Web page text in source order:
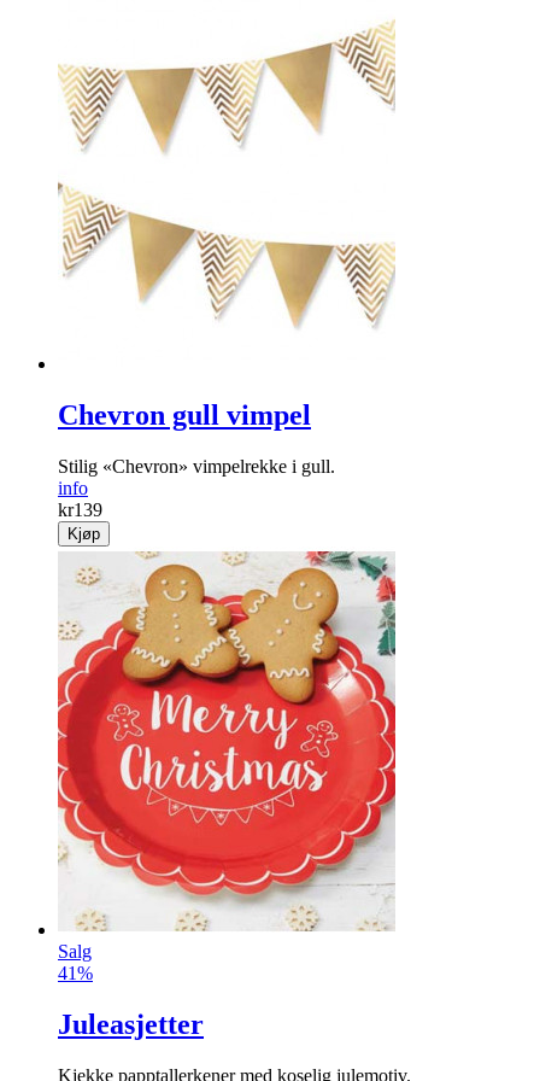
Chevron gull vimpel
Stilig «Chevron» vimpelrekke i gull.
info
kr139
Kjøp
Salg
41%
Juleasjetter
Kjekke papptallerkener med koselig julemotiv.